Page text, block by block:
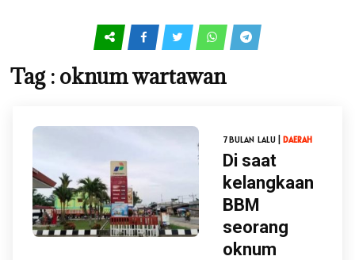
Tag : oknum wartawan
7 BULAN LALU | DAERAH
Di saat
kelangkaan
BBM
seorang
oknum